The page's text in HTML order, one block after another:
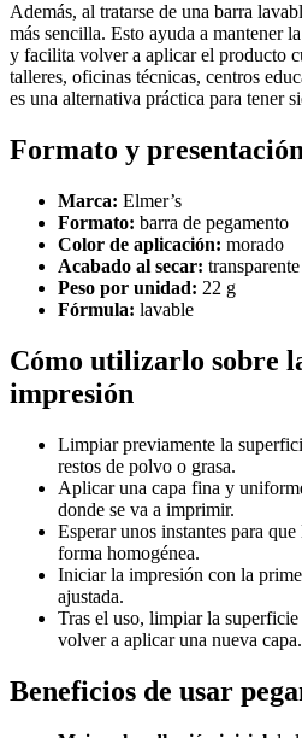
Además, al tratarse de una barra
más sencilla. Esto ayuda a mantener
y facilita volver a aplicar el producto
talleres, oficinas técnicas, centros
es una alternativa práctica para tener
Formato y presentación
Marca: Elmer’s
Formato: barra de pegamento
Color de aplicación: morado
Acabado al secar: transparente
Peso por unidad: 22 g
Fórmula: lavable
Cómo utilizarlo sobre
impresión
Limpiar previamente la
restos de polvo o grasa.
Aplicar una capa fina y
donde se va a imprimir.
Esperar unos instantes para
forma homogénea.
Iniciar la impresión con la
ajustada.
Tras el uso, limpiar la
volver a aplicar una nueva capa.
Beneficios de usar